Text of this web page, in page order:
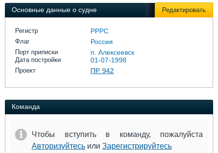
Выставки и семинары
Личности
Словарь
Галерея флота
Форум
Основные данные о судне Редактировать
Регистр РРРС
Флаг Россия
Порт приписки п. Алексеевск
Дата постройки 01-07-1998
Проект ПР. 942
Команда
Чтобы вступить в команду, пожалуйста
Авторизуйтесь или Зарегистрируйтесь